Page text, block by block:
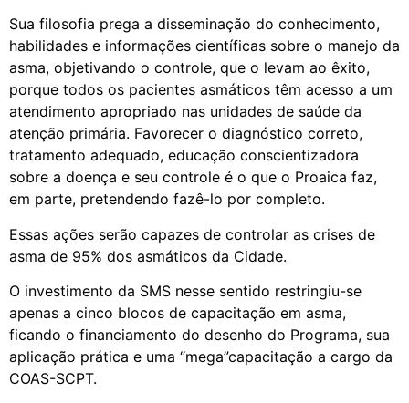
Sua filosofia prega a disseminação do conhecimento,
habilidades e informações científicas sobre o manejo da
asma, objetivando o controle, que o levam ao êxito,
porque todos os pacientes asmáticos têm acesso a um
atendimento apropriado nas unidades de saúde da
atenção primária. Favorecer o diagnóstico correto,
tratamento adequado, educação conscientizadora
sobre a doença e seu controle é o que o Proaica faz,
em parte, pretendendo fazê-lo por completo.
Essas ações serão capazes de controlar as crises de
asma de 95% dos asmáticos da Cidade.
O investimento da SMS nesse sentido restringiu-se
apenas a cinco blocos de capacitação em asma,
ficando o financiamento do desenho do Programa, sua
aplicação prática e uma “mega”capacitação a cargo da
COAS-SCPT.